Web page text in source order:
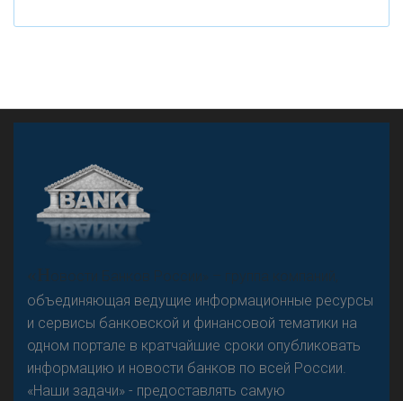
«Н
овости Банков России» – группа компаний,
объединяющая ведущие информационные ресурсы
и сервисы банковской и финансовой тематики на
одном портале в кратчайшие сроки опубликовать
информацию и новости банков по всей России.
«Наши задачи» - предоставлять самую